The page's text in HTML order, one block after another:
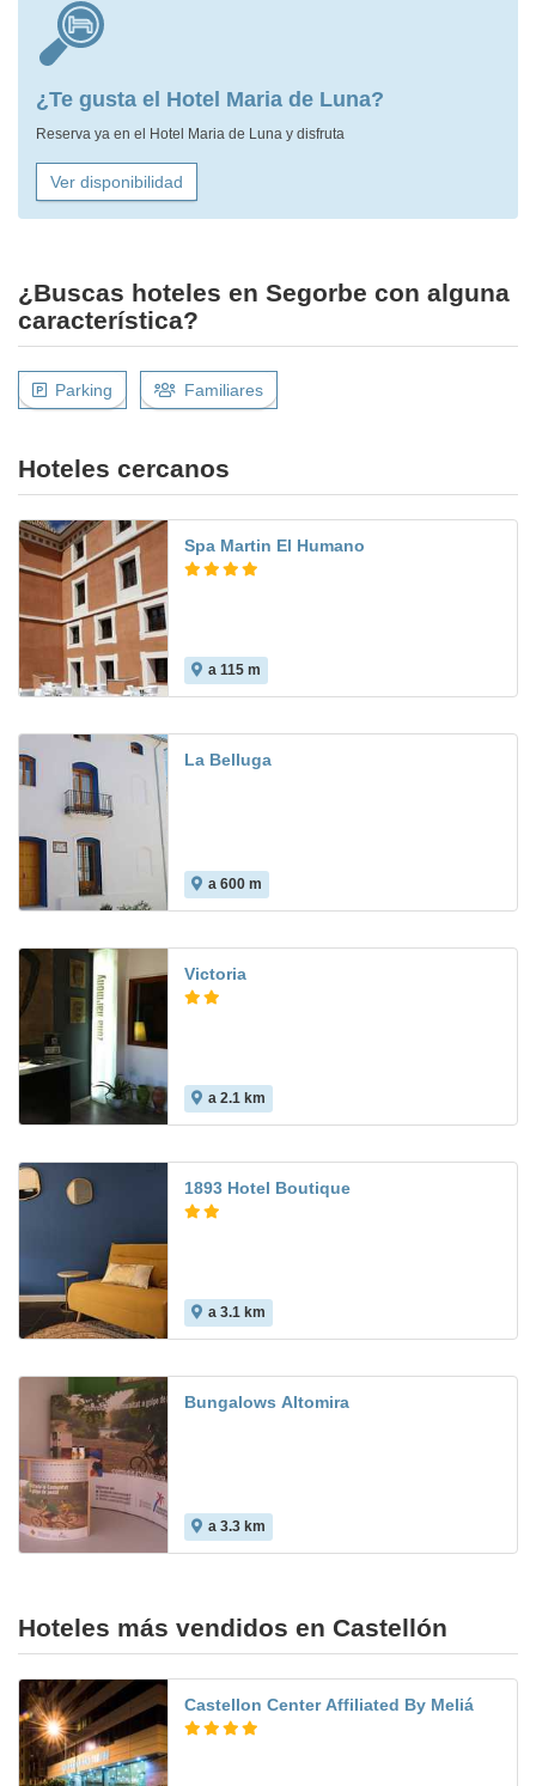
¿Te gusta el Hotel Maria de Luna?
Reserva ya en el Hotel Maria de Luna y disfruta
Ver disponibilidad
¿Buscas hoteles en Segorbe con alguna
característica?
Parking Familiares
Hoteles cercanos
Spa Martin El Humano
a 115 m
La Belluga
a 600 m
Victoria
a 2.1 km
1893 Hotel Boutique
a 3.1 km
Bungalows Altomira
a 3.3 km
Hoteles más vendidos en Castellón
Castellon Center Affiliated By Meliá